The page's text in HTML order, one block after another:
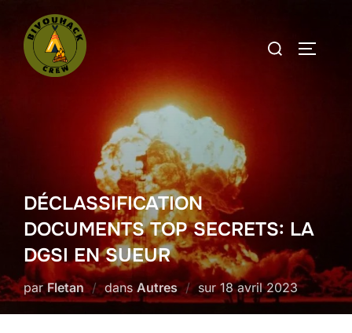
contenu
Rechercher :
DÉCLASSIFICATION
DOCUMENTS TOP SECRETS: LA
DGSI EN SUEUR
parFletan dansAutres surPublié
18 avril 2023